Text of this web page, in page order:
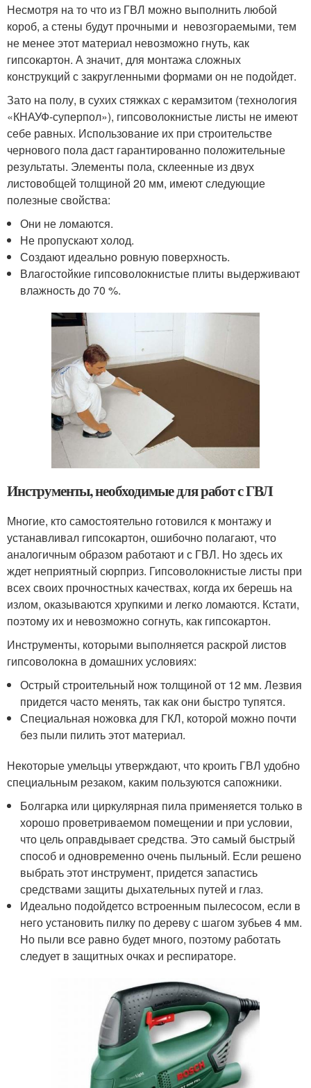
Несмотря на то что из ГВЛ можно выполнить любой
короб, а стены будут прочными и невозгораемыми, тем
не менее этот материал невозможно гнуть, как
гипсокартон. А значит, для монтажа сложных
конструкций с закругленными формами он не подойдет.
Зато на полу, в сухих стяжках с керамзитом (технология
«КНАУФ-суперпол»), гипсоволокнистые листы не имеют
себе равных. Использование их при строительстве
чернового пола даст гарантированно положительные
результаты. Элементы пола, склеенные из двух
листовобщей толщиной 20 мм, имеют следующие
полезные свойства:
Они не ломаются.
Не пропускают холод.
Создают идеально ровную поверхность.
Влагостойкие гипсоволокнистые плиты выдерживают
влажность до 70 %.
Инструменты, необходимые для работ с ГВЛ
Многие, кто самостоятельно готовился к монтажу и
устанавливал гипсокартон, ошибочно полагают, что
аналогичным образом работают и с ГВЛ. Но здесь их
ждет неприятный сюрприз. Гипсоволокнистые листы при
всех своих прочностных качествах, когда их берешь на
излом, оказываются хрупкими и легко ломаются. Кстати,
поэтому их и невозможно согнуть, как гипсокартон.
Инструменты, которыми выполняется раскрой листов
гипсоволокна в домашних условиях:
Острый строительный нож толщиной от 12 мм. Лезвия
придется часто менять, так как они быстро тупятся.
Специальная ножовка для ГКЛ, которой можно почти
без пыли пилить этот материал.
Некоторые умельцы утверждают, что кроить ГВЛ удобно
специальным резаком, каким пользуются сапожники.
Болгарка или циркулярная пила применяется только в
хорошо проветриваемом помещении и при условии,
что цель оправдывает средства. Это самый быстрый
способ и одновременно очень пыльный. Если решено
выбрать этот инструмент, придется запастись
средствами защиты дыхательных путей и глаз.
Идеально подойдетсо встроенным пылесосом, если в
него установить пилку по дереву с шагом зубьев 4 мм.
Но пыли все равно будет много, поэтому работать
следует в защитных очках и респираторе.